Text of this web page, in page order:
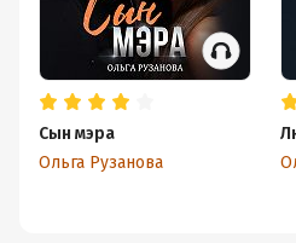
Сын мэра
Ольга Рузанова